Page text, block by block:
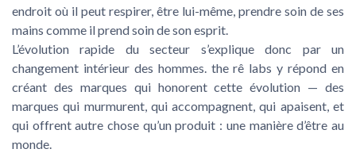
endroit où il peut respirer, être lui-même, prendre soin de ses
mains comme il prend soin de son esprit.
L’évolution rapide du secteur s’explique donc par un
changement intérieur des hommes. the rê labs y répond en
créant des marques qui honorent cette évolution — des
marques qui murmurent, qui accompagnent, qui apaisent, et
qui offrent autre chose qu’un produit : une manière d’être au
monde.